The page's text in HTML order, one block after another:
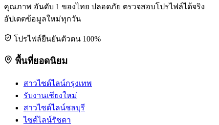
คุณภาพ อันดับ 1 ของไทย ปลอดภัย ตรวจสอบโปรไฟล์ได้จริง
อัปเดตข้อมูลใหม่ทุกวัน
โปรไฟล์ยืนยันตัวตน 100%
พื้นที่ยอดนิยม
สาวไซด์ไลน์กรุงเทพ
รับงานเชียงใหม่
สาวไซด์ไลน์ชลบุรี
ไซด์ไลน์รัชดา